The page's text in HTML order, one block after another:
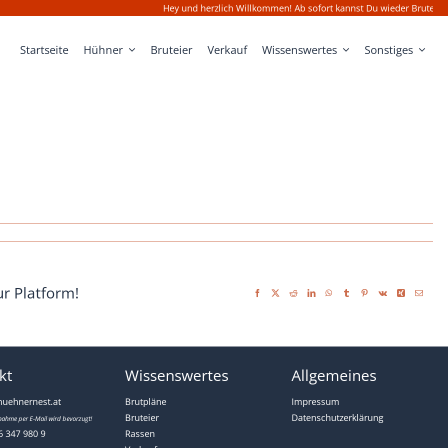
Hey und herzlich Willkommen! Ab sofort kannst Du wieder Bruteier
Startseite Hühner Bruteier Verkauf Wissenswertes Sonstiges
Platform! Facebook RedditLinkedInWhatsApp
Tumblr Pinterest
Vk Xing E-
per E-Mail wird bevorzugt!
347 980 9
Wissenswertes
Brutpläne
Bruteier
Rassen
Allgemeines
Impressum
Datenschutzerklärung